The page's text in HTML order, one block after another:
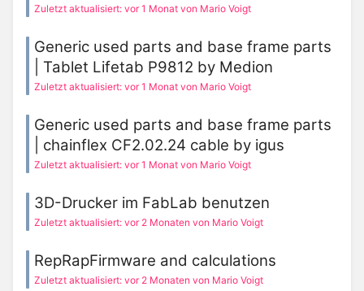
Zuletzt aktualisiert: vor 1 Monat von Mario Voigt
Generic used parts and base frame parts
| Tablet Lifetab P9812 by Medion
Zuletzt aktualisiert: vor 1 Monat von Mario Voigt
Generic used parts and base frame parts
| chainflex CF2.02.24 cable by igus
Zuletzt aktualisiert: vor 1 Monat von Mario Voigt
3D-Drucker im FabLab benutzen
Zuletzt aktualisiert: vor 2 Monaten von Mario Voigt
RepRapFirmware and calculations
Zuletzt aktualisiert: vor 2 Monaten von Mario Voigt